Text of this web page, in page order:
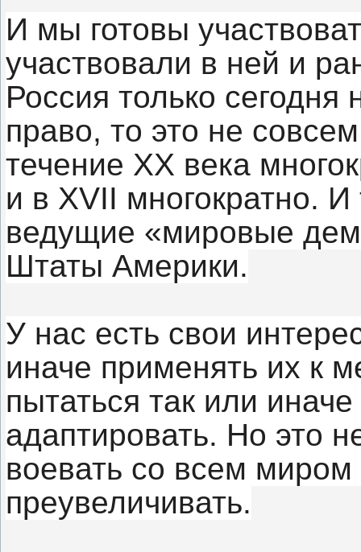
И мы готовы
участвовали в ней и
Россия только
право, то это не
течение XX века
и в XVII многократно.
ведущие «мировые
Штаты Америки.
У нас есть свои
иначе применять их к
пытаться так или
адаптировать. Но это
воевать со всем миром
преувеличивать.